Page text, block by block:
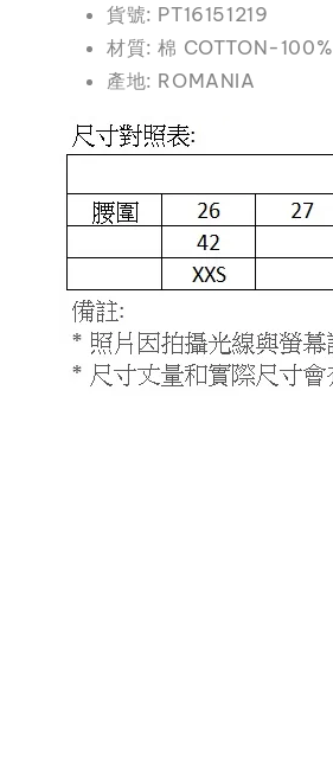
貨號: PT16151219
材質: 棉 COTTON-100%
產地: ROMANIA